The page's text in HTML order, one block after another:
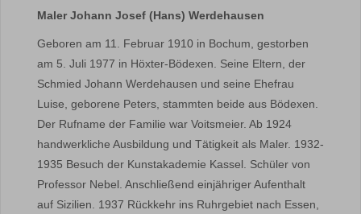
Maler Johann Josef (Hans) Werdehausen
Geboren am 11. Februar 1910 in Bochum, gestorben
am 5. Juli 1977 in Höxter-Bödexen. Seine Eltern, der
Schmied Johann Werdehausen und seine Ehefrau
Luise, geborene Peters, stammten beide aus Bödexen.
Der Rufname der Familie war Voitsmeier. Ab 1924
handwerkliche Ausbildung und Tätigkeit als Maler. 1932-
1935 Besuch der Kunstakademie Kassel. Schüler von
Professor Nebel. Anschließend einjähriger Aufenthalt
auf Sizilien. 1937 Rückkehr ins Ruhrgebiet nach Essen,